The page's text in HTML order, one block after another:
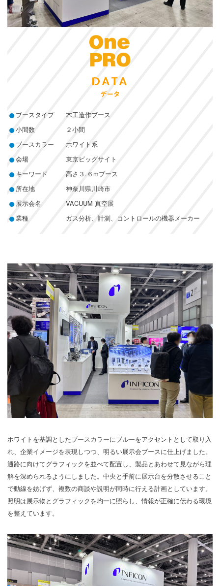
DATA
データ
ブースタイプ
木工造作ブース
小間数
２小間
ブースカラー
ホワイト系
会場
東京ビッグサイト
キーワード
高さ３.６mブース
所在地
神奈川県川崎市
展示会名
VACUUM 真空展
業種
ガス分析、計測、コントロールの機器メーカー
ホワイトを基調としたブースカラーにブルーをアクセントとして取り入
れ、企業イメージを表現しつつ、明るい展示会ブースに仕上げました。
通路に向けてグラフィックを並べて配置し、製品とあわせて見ながら理
解を深められるようにしました。中央と手前に展示台を分散させること
で動線を妨げず、複数の商談や説明が同時に行える計画としています。
照明は展示物とグラフィックを均一に照らし、情報が正確に伝わる環境
を整えています。